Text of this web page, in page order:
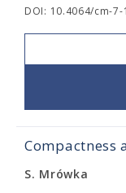
DOI: 10.4064/cm-
Compactness
S. Mrówka